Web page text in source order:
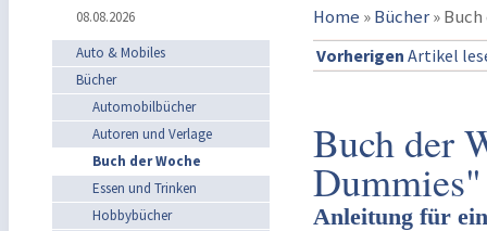
08.08.2026 Home »Bücher»Buch
Auto & Mobiles
Bücher
Automobilbücher
Autoren und Verlage
Buch der Woche
Essen und Trinken
Hobbybücher
Vorherigen Artikel
Buch der
Dummies"
Anleitung für